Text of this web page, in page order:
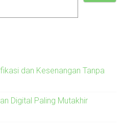
dan Kesenangan Tanpa
Digital Paling Mutakhir